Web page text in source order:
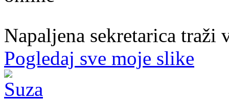
Napaljena sekretarica
Pogledaj sve moje slike